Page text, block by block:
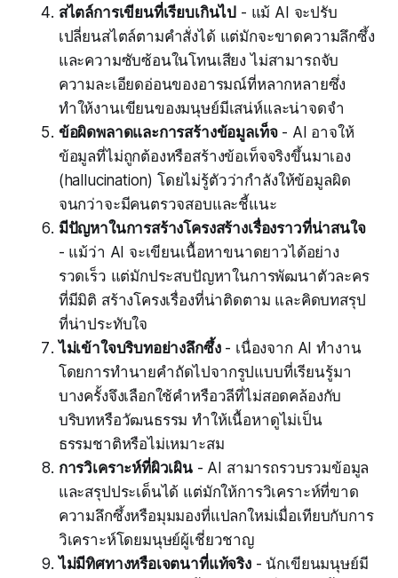
สไตล์การเขียนที่เรียบเกินไป - แม้ AI จะปรับ
เปลี่ยนสไตล์ตามคำสั่งได้ แต่มักจะขาดความลึกซึ้ง
และความซับซ้อนในโทนเสียง ไม่สามารถจับ
ความละเอียดอ่อนของอารมณ์ที่หลากหลายซึ่ง
ทำให้งานเขียนของมนุษย์มีเสน่ห์และน่าจดจำ
ข้อผิดพลาดและการสร้างข้อมูลเท็จ- AI อาจให้
ข้อมูลที่ไม่ถูกต้องหรือสร้างข้อเท็จจริงขึ้นมาเอง
(hallucination) โดยไม่รู้ตัวว่ากำลังให้ข้อมูลผิด
จนกว่าจะมีคนตรวจสอบและชี้แนะ
มีปัญหาในการสร้างโครงสร้างเรื่องราวที่น่าสนใจ
- แม้ว่า AI จะเขียนเนื้อหาขนาดยาวได้อย่าง
รวดเร็ว แต่มักประสบปัญหาในการพัฒนาตัวละคร
ที่มีมิติ สร้างโครงเรื่องที่น่าติดตาม และคิดบทสรุป
ที่น่าประทับใจ
ไม่เข้าใจบริบทอย่างลึกซึ้ง- เนื่องจาก AI ทำงาน
โดยการทำนายคำถัดไปจากรูปแบบที่เรียนรู้มา
บางครั้งจึงเลือกใช้คำหรือวลีที่ไม่สอดคล้องกับ
บริบทหรือวัฒนธรรม ทำให้เนื้อหาดูไม่เป็น
ธรรมชาติหรือไม่เหมาะสม
การวิเคราะห์ที่ผิวเผิน- AI สามารถรวบรวมข้อมูล
และสรุปประเด็นได้ แต่มักให้การวิเคราะห์ที่ขาด
ความลึกซึ้งหรือมุมมองที่แปลกใหม่เมื่อเทียบกับการ
วิเคราะห์โดยมนุษย์ผู้เชี่ยวชาญ
ไม่มีทิศทางหรือเจตนาที่แท้จริง- นักเขียนมนุษย์มี